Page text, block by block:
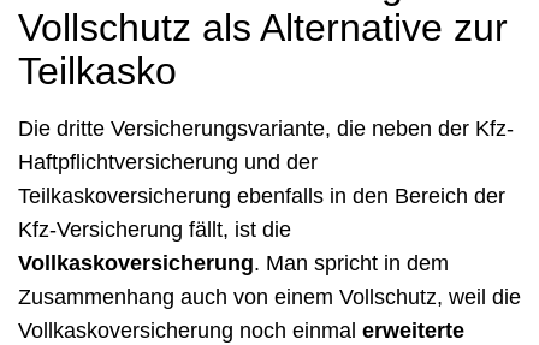
Vollschutz als Alternative zur
Teilkasko
Die dritte Versicherungsvariante, die neben der Kfz-
Haftpflichtversicherung und der
Teilkaskoversicherung ebenfalls in den Bereich der
Kfz-Versicherung fällt, ist die
Vollkaskoversicherung. Man spricht in dem
Zusammenhang auch von einem Vollschutz, weil die
Vollkaskoversicherung noch einmal erweiterte